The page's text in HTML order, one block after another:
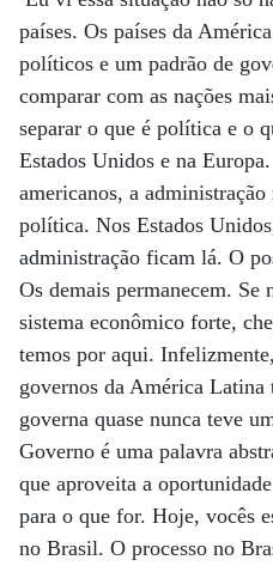
países. Os países da
políticos e um padrão de
comparar com as nações
separar o que é política e o
Estados Unidos e na
americanos, a
política. Nos Estados
administração ficam lá. O
Os demais permanecem. Se
sistema econômico forte,
temos por aqui.
governos da América
governa quase nunca teve
Governo é uma palavra
que aproveita a
para o que for. Hoje, vocês
no Brasil. O processo no